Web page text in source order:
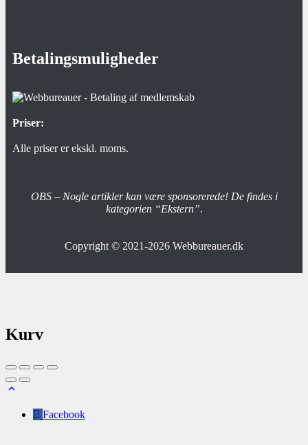
Betalingsmuligheder
Priser:
Alle priser er ekskl. moms.
OBS – Nogle artikler kan være sponsorerede! De findes i
kategorien “Ekstern”.
Copyright © 2021-2026 Webbureauer.dk
Kurv
Facebook